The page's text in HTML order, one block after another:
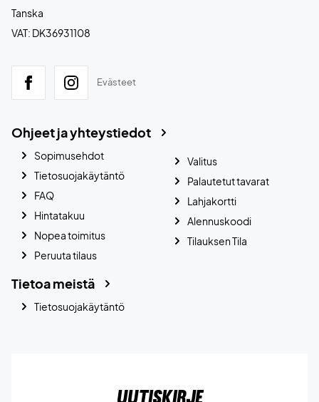
Tanska
VAT: DK36931108
Evästeet
Ohjeet ja yhteystiedot
Sopimusehdot
Tietosuojakäytäntö
FAQ
Hintatakuu
Nopea toimitus
Peruuta tilaus
Valitus
Palautetut tavarat
Lahjakortti
Alennuskoodi
Tilauksen Tila
Tietoa meistä
Tietosuojakäytäntö
Uutiskirje